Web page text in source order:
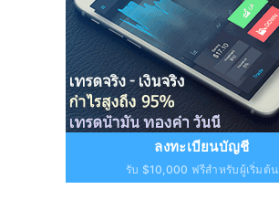
ลงทะเบียนบัญชี
รับ $10,000 ฟรีสำหรับผู้เริ่มต้น